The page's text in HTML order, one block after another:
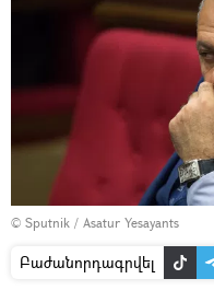
© Sputnik / Asatur Yesayants
Բաժանորդագրվել